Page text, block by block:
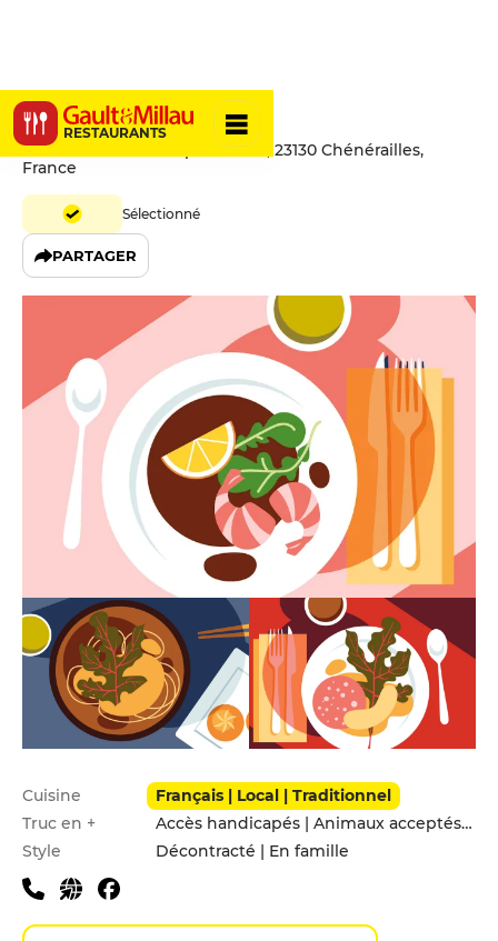
RESTAURANTS
Le Coq d'Or
7 bis Place du Champ de Foire, 23130 Chénérailles,
France
Sélectionné
PARTAGER
Infos pratiques
Cuisine
Français | Local | Traditionnel
Truc en +
Accès handicapés | Animaux acceptés | Menu enfants
Style
Décontracté | En famille